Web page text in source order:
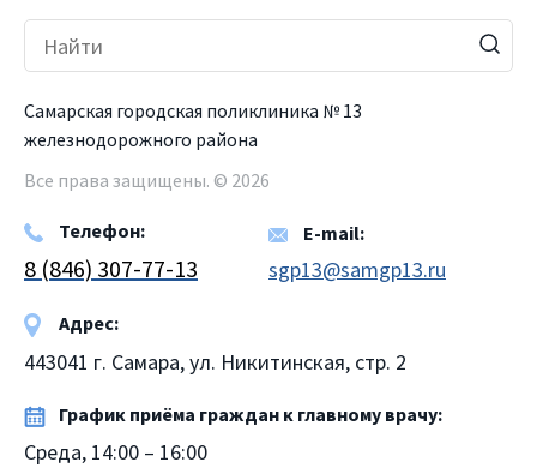
Самарская городская поликлиника № 13
железнодорожного района
Все права защищены. © 2026
Телефон:
8 (846) 307-77-13
E-mail:
sgp13@samgp13.ru
Адрес:
443041 г. Самара, ул. Никитинская, стр. 2
График приёма граждан к главному врачу:
Среда, 14:00 – 16:00